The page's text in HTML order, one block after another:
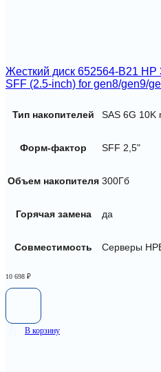
Жесткий диск 652564-B21
SFF (2.5-inch) for gen8/gen9/
Тип накопителей SAS 6G 10K
Форм-фактор SFF 2,5"
Объем накопителя 300Гб
Горячая замена да
Совместимость Серверы
10 698 ₽
В корзину